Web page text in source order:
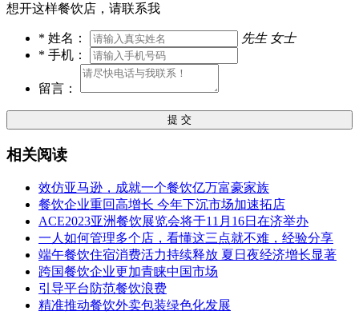
想开这样餐饮店，请联系我
* 姓名： 先生 女士
* 手机：
留言：
提 交
相关阅读
效仿亚马逊，成就一个餐饮亿万富豪家族
餐饮企业重回高增长 今年下沉市场加速拓店
ACE2023亚洲餐饮展览会将于11月16日在济举办
一人如何管理多个店，看懂这三点就不难，经验分享
端午餐饮住宿消费活力持续释放 夏日夜经济增长显著
跨国餐饮企业更加青睐中国市场
引导平台防范餐饮浪费
精准推动餐饮外卖包装绿色化发展